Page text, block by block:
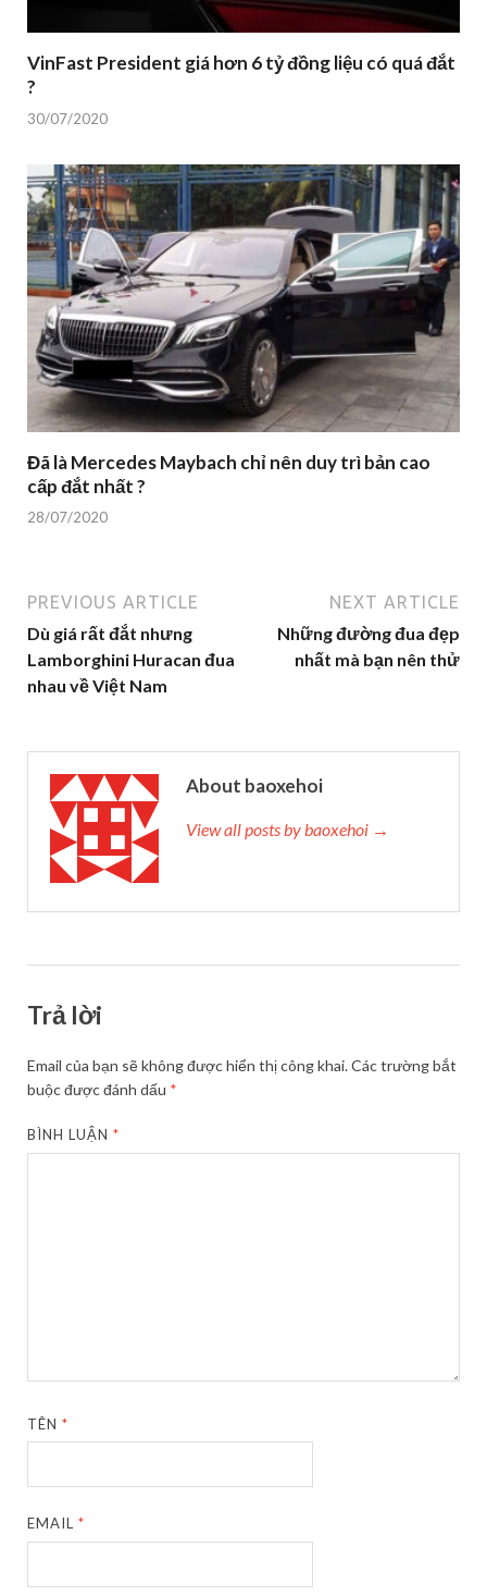
VinFast President giá hơn 6 tỷ đồng liệu có quá đắt
?
30/07/2020
Đã là Mercedes Maybach chỉ nên duy trì bản cao
cấp đắt nhất ?
28/07/2020
PREVIOUS ARTICLE
Dù giá rất đắt nhưng
Lamborghini Huracan đua
nhau về Việt Nam
NEXT ARTICLE
Những đường đua đẹp
nhất mà bạn nên thử
About baoxehoi
View all posts by baoxehoi →
Trả lời
Email của bạn sẽ không được hiển thị công khai.Các trường bắt
buộc được đánh dấu *
BÌNH LUẬN*
TÊN*
EMAIL*